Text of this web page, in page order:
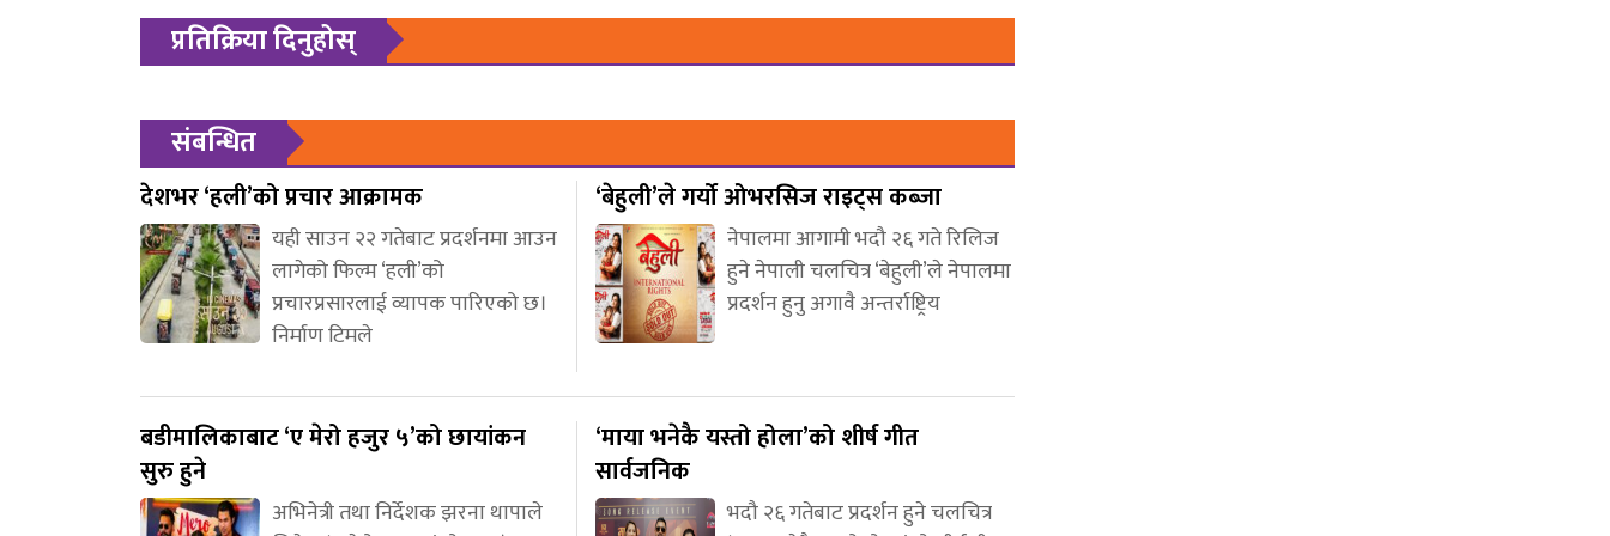
प्रतिक्रिया दिनुहोस्
संबन्धित
देशभर ‘हली’को प्रचार आक्रामक
यही साउन २२ गतेबाट प्रदर्शनमा आउन
लागेको फिल्म ‘हली’को
प्रचारप्रसारलाई व्यापक पारिएको छ।
निर्माण टिमले
‘बेहुली’ले गर्यो ओभरसिज राइट्स कब्जा
नेपालमा आगामी भदौ २६ गते रिलिज
हुने नेपाली चलचित्र ‘बेहुली’ले नेपालमा
प्रदर्शन हुनु अगावै अन्तर्राष्ट्रिय
बडीमालिकाबाट ‘ए मेरो हजुर ५’को छायांकन
सुरु हुने
अभिनेत्री तथा निर्देशक झरना थापाले
‘माया भनेकै यस्तो होला’को शीर्ष गीत
सार्वजनिक
भदौ २६ गतेबाट प्रदर्शन हुने चलचित्र